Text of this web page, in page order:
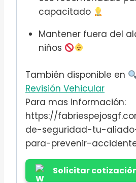
capacitado
Mantener fuera del
niños
También disponible en
Revisión Vehicular
Para mas información:
https://
de-seguridad-tu-
para-prevenir-
Solicitar